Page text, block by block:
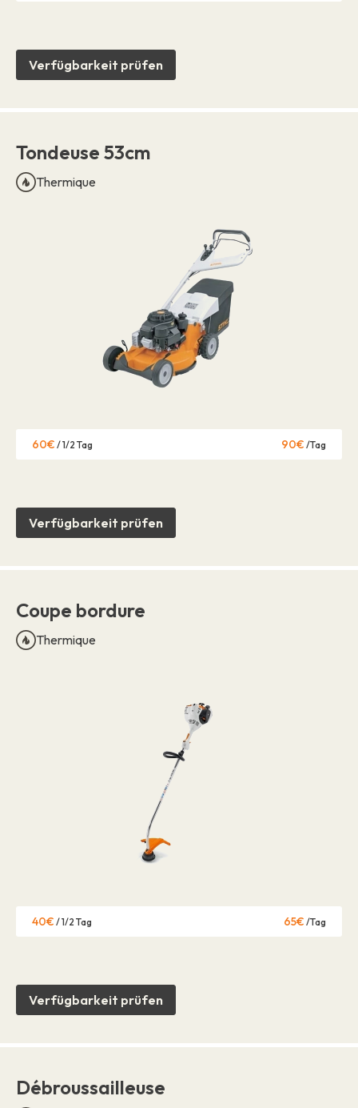
Verfügbarkeit prüfen
Tondeuse 53cm
Thermique
60€ / 1/2 Tag 90€ /Tag
Verfügbarkeit prüfen
Coupe bordure
Thermique
40€ / 1/2 Tag 65€ /Tag
Verfügbarkeit prüfen
Débroussailleuse